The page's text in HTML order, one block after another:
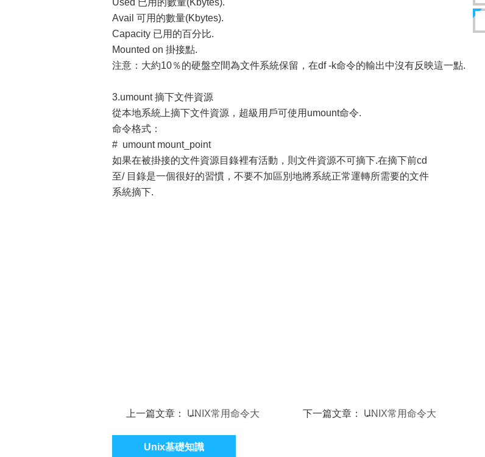
Avail 可用的數量(Kbytes).
Capacity 已用的百分比.
Mounted on 掛接點.
注意：大約10％的硬盤空間為文件系統保留，在df -k命令的輸出中沒有反映這一點.
3.umount 摘下文件資源
從本地系統上摘下文件資源，超級用戶可使用umount命令.
命令格式：
# umount mount_point
如果在被掛接的文件資源目錄裡有活動，則文件資源不可摘下.在摘下前cd
至/ 目錄是一個很好的習慣，不要不加區別地將系統正常運轉所需要的文件
系統摘下.
上一篇文章： UNIX常用命令大
下一篇文章： UNIX常用命令大
Unix基礎知識